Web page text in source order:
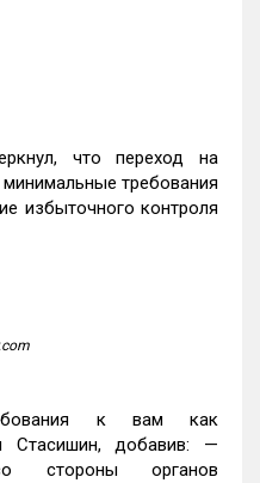
что переход на
требования
избыточного контроля
к вам как
Стасишин, добавив: —
стороны органов